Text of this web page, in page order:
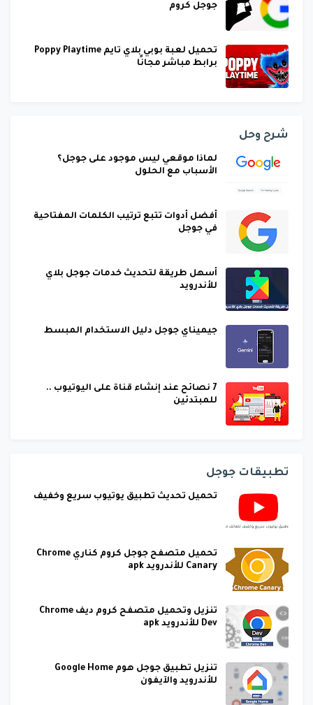
جوجل كروم
تحميل لعبة بوبي بلاي تايم Poppy Playtime
برابط مباشر مجانًا
شرح وحل
لماذا موقعي ليس موجود على جوجل؟
الأسباب مع الحلول
أفضل أدوات تتبع ترتيب الكلمات المفتاحية
في جوجل
أسهل طريقة لتحديث خدمات جوجل بلاي
للأندرويد
جيميناي جوجل دليل الاستخدام المبسط
7 نصائح عند إنشاء قناة على اليوتيوب ..
للمبتدئين
تطبيقات جوجل
تحميل تحديث تطبيق يوتيوب سريع وخفيف
تحميل متصفح جوجل كروم كناري Chrome
Canary للأندرويد apk
تنزيل وتحميل متصفح كروم ديف Chrome
Dev للأندرويد apk
تنزيل تطبيق جوجل هوم Google Home
للأندرويد والآيفون